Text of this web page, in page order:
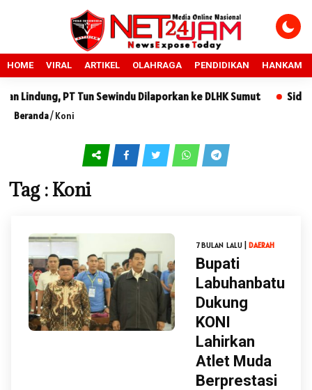
HOME VIRAL ARTIKEL OLAHRAGA PENDIDIKAN HANKAM
PT Tun Sewindu Dilaporkan ke DLHK Sumut Sidang
Beranda/Koni
Tag : Koni
7 BULAN LALU | DAERAH
Bupati
Labuhanbatu
Dukung
KONI
Lahirkan
Atlet Muda
Berprestasi